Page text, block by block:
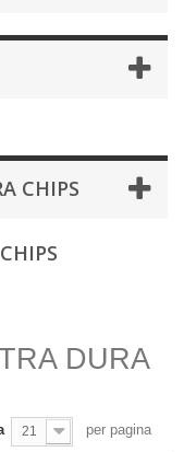
CHIPS
DURA
21 per pagina